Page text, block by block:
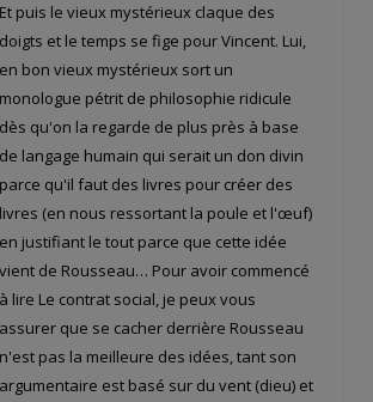
Et puis le vieux mystérieux claque des
doigts et le temps se fige pour Vincent. Lui,
en bon vieux mystérieux sort un
monologue pétrit de philosophie ridicule
dès qu'on la regarde de plus près à base
de langage humain qui serait un don divin
parce qu'il faut des livres pour créer des
livres (en nous ressortant la poule et l'œuf)
en justifiant le tout parce que cette idée
vient de Rousseau… Pour avoir commencé
à lire Le contrat social, je peux vous
assurer que se cacher derrière Rousseau
n'est pas la meilleure des idées, tant son
argumentaire est basé sur du vent (dieu) et